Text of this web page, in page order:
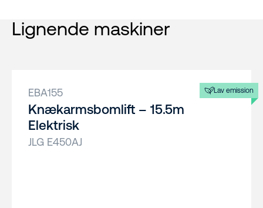
Lignende maskiner
Lav emission
EBA155
Knækarmsbomlift – 15.5m
Elektrisk
JLG E450AJ